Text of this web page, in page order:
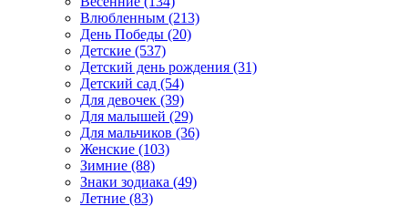
Влюбленным (213)
День Победы (20)
Детские (537)
Детский день рождения (31)
Детский сад (54)
Для девочек (39)
Для малышей (29)
Для мальчиков (36)
Женские (103)
Зимние (88)
Знаки зодиака (49)
Летние (83)